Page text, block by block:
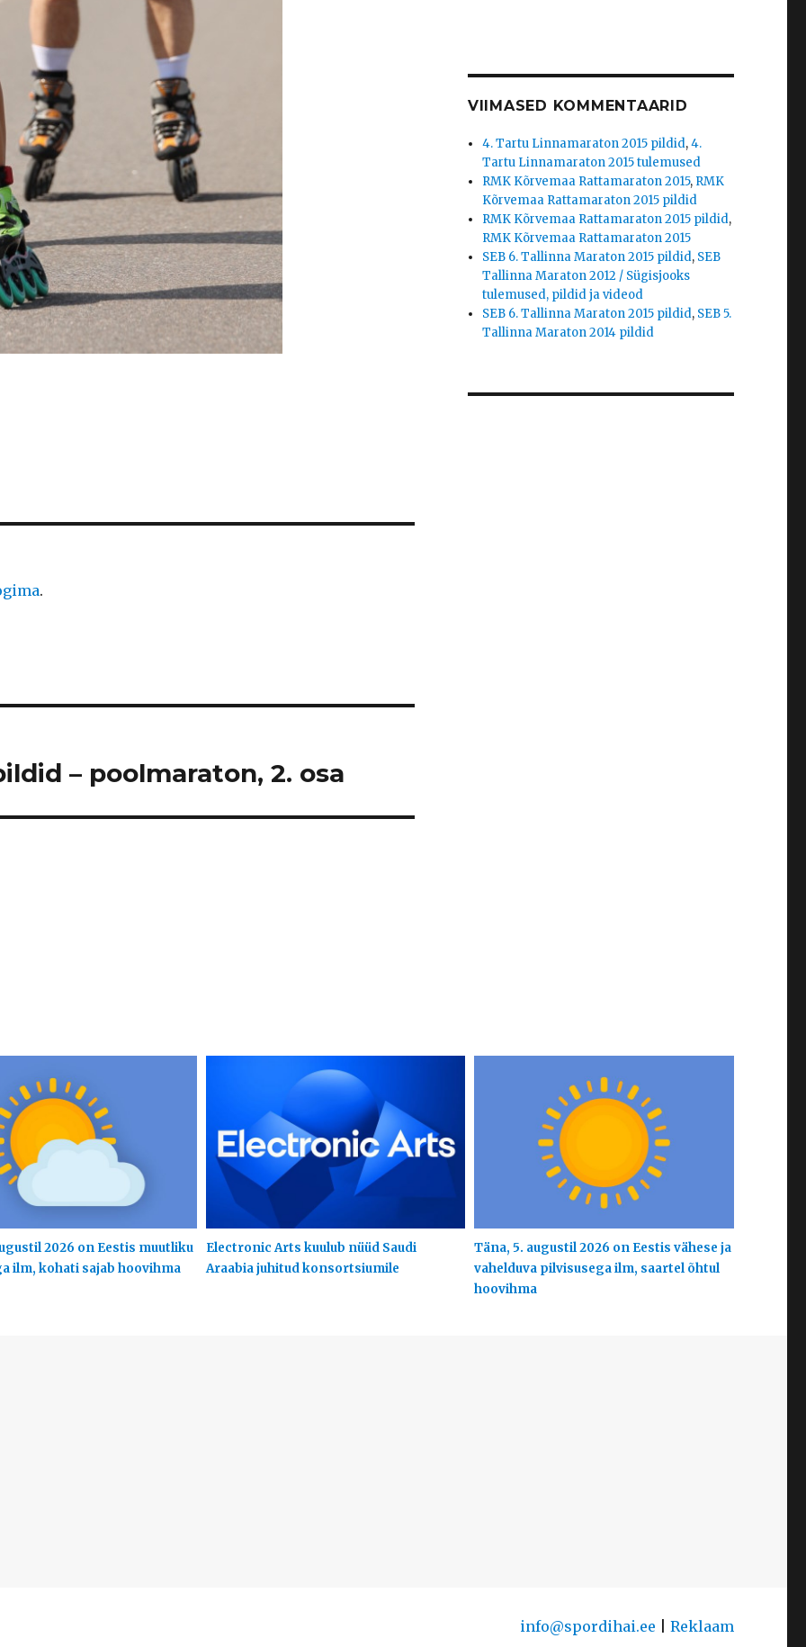
.
– poolmaraton, 2. osa
VIIMASED KOMMENTAARID
4. Tartu Linnamaraton 2015 pildid,4.
Tartu Linnamaraton 2015 tulemused
RMK Kõrvemaa Rattamaraton 2015, RMK
Kõrvemaa Rattamaraton 2015 pildid
RMK Kõrvemaa Rattamaraton 2015 pildid,
RMK Kõrvemaa Rattamaraton 2015
SEB 6. Tallinna Maraton 2015 pildid, SEB
Tallinna Maraton 2012 / Sügisjooks
tulemused, pildid ja videod
SEB 6. Tallinna Maraton 2015 pildid, SEB 5.
Tallinna Maraton 2014 pildid
2026 on Eestis muutliku
ilm, kohati sajab hoovihma
Electronic Arts kuulub nüüd Saudi
Araabia juhitud konsortsiumile
Täna, 5. augustil 2026 on Eestis vähese ja
vahelduva pilvisusega ilm, saartel õhtul
hoovihma
info@spordihai.ee Reklaam